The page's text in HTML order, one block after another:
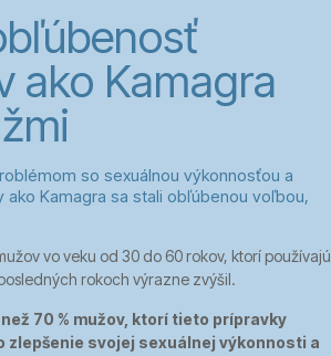
ako Kamagra
so sexuálnou výkonnosťou a
Kamagra sa stali obľúbenou voľbou,
vo veku od 30 do 60 rokov, ktorí používajú
rokoch výrazne zvýšil.
70 % mužov, ktorí tieto prípravky
zlepšenie svojej sexuálnej výkonnosti a